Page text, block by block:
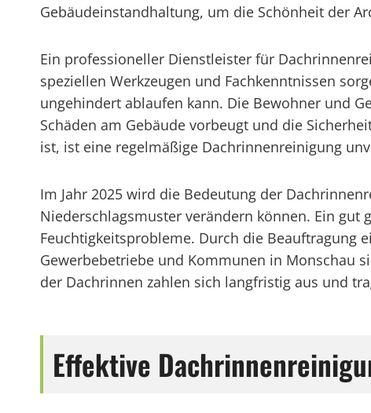
Gebäudeinstandhaltung, um die Schönheit der
Ein professioneller Dienstleister für
speziellen Werkzeugen und Fachkenntnissen
ungehindert ablaufen kann. Die Bewohner und
Schäden am Gebäude vorbeugt und die
ist, ist eine regelmäßige Dachrinnenreinigung
Im Jahr 2025 wird die Bedeutung der
Niederschlagsmuster verändern können. Ein gut
Feuchtigkeitsprobleme. Durch die Beauftragung
Gewerbebetriebe und Kommunen in Monschau
der Dachrinnen zahlen sich langfristig aus und
Effektive